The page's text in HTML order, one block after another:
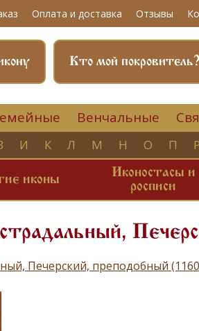
Оплата и доставка Отзывы
Кто мой покровитель?
Венчальные
И К Л М Н О П Р
иконы
Иконостасы и
росписи
Печерский, преподобный